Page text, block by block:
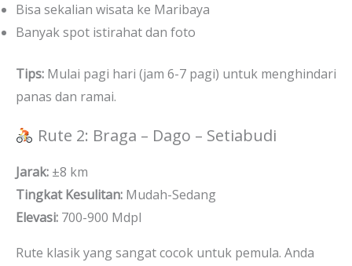
Bisa sekalian wisata ke Maribaya
Banyak spot istirahat dan foto
Tips: Mulai pagi hari (jam 6-7 pagi) untuk menghindari
panas dan ramai.
Rute 2: Braga – Dago – Setiabudi
Jarak: ±8 km
Tingkat Kesulitan: Mudah-Sedang
Elevasi: 700-900 Mdpl
Rute klasik yang sangat cocok untuk pemula. Anda